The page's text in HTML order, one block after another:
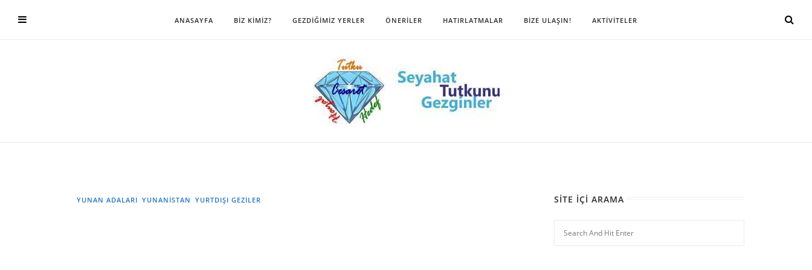
ANASAYFA BİZ KİMİZ? GEZDIĞIMIZ YERLER ÖNERILER HATIRLATMALAR BIZE ULAŞIN! AKTİVİTELER
YUNAN ADALARI YUNANİSTAN YURTDIŞI GEZILER SITE İÇI ARAMA